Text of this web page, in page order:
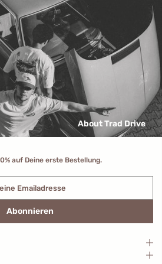
About Trad Drive
auf Deine erste Bestellung.
Abonnieren